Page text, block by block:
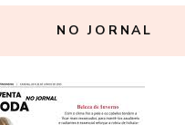
NO JORNAL